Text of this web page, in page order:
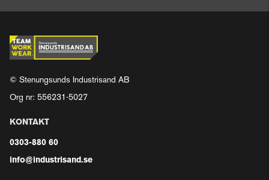
© Stenungsunds Industrisand AB
Org nr: 556231-5027
KONTAKT
0303-880 60
info@industrisand.se